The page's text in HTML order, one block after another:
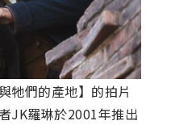
們的產地】的拍片
JK羅琳於2001年推出